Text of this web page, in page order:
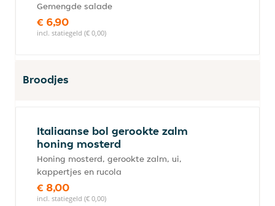
Gemengde salade
€ 6,90
incl. statiegeld (€ 0,00)
Broodjes
Italiaanse bol gerookte zalm
honing mosterd
Honing mosterd, gerookte zalm, ui,
kappertjes en rucola
€ 8,00
incl. statiegeld (€ 0,00)